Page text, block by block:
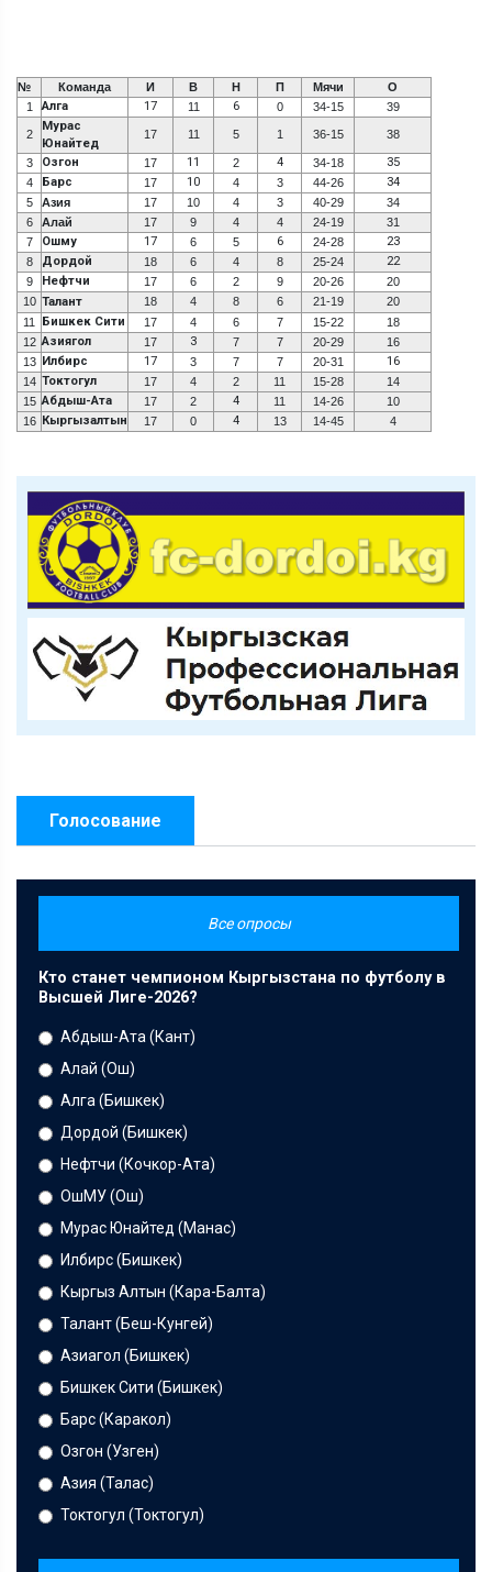
№ Команда И В Н П Мячи
О
1
Алга 17 11 6 0 34-15 39
2
Мурас
Юнайтед
17 11 5 1 36-15 38
3 Озгон 17 11 2 4 34-18 35
4 Барс 17 10 4 3 44-26 34
5 Азия 17 10 4 3 40-29
34
6
Алай 17 9 4 4 24-19
31
7
Ошму 17 6 5 6 24-28 23
8 Дордой 18 6 4 8 25-24 22
9 Нефтчи 17 6 2 9 20-26
20
10 Талант 18 4 8 6 21-19
20
11
Бишкек Сити 17 4 6 7 15-22
18
12 Азиягол 17 3 7 7 20-29
16
13 Илбирс 17 3 7 7 20-31 16
14 Токтогул 17 4 2 11 15-28
14
15 Абдыш-Ата 17 2 4 11 14-26
10
16 Кыргызалтын 17 0 4 13 14-45 4
Голосование
Все опросы
Кто станет чемпионом Кыргызстана по футболу в
Высшей Лиге-2026?
Абдыш-Ата (Кант)
Алай (Ош)
Алга (Бишкек)
Дордой (Бишкек)
Нефтчи (Кочкор-Ата)
ОшМУ (Ош)
Мурас Юнайтед (Манас)
Илбирс (Бишкек)
Кыргыз Алтын (Кара-Балта)
Талант (Беш-Кунгей)
Азиагол (Бишкек)
Бишкек Сити (Бишкек)
Барс (Каракол)
Озгон (Узген)
Азия (Талас)
Токтогул (Токтогул)